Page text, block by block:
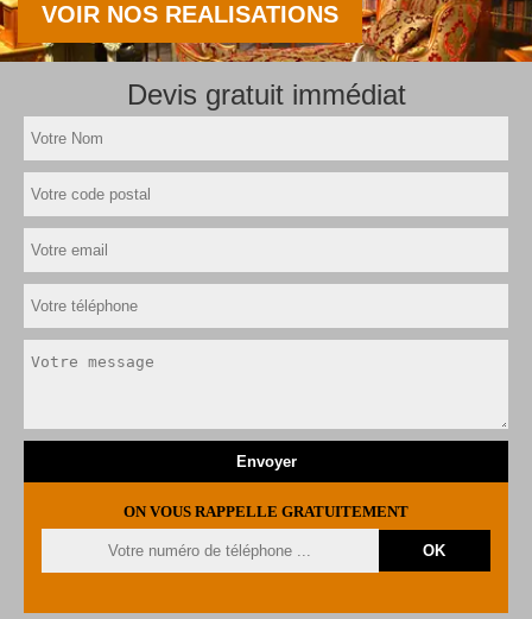
VOIR NOS REALISATIONS
Devis gratuit immédiat
ON VOUS RAPPELLE GRATUITEMENT